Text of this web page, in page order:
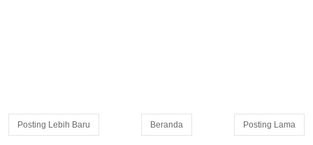
Posting Lebih Baru Posting Lama
Beranda